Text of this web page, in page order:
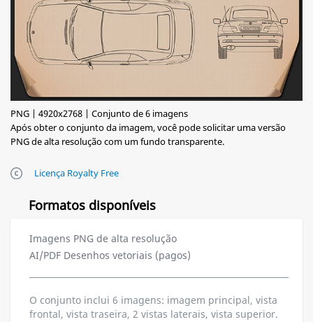
PNG | 4920x2768 | Conjunto de 6 imagens
Após obter o conjunto da imagem, você pode solicitar uma versão
PNG de alta resolução com um fundo transparente.
Licença Royalty Free
Formatos disponíveis
Imagens PNG de alta resolução
AI/PDF Desenhos vetoriais (pagos)
O conjunto inclui 6 imagens: imagem principal, vista
frontal, vista traseira, 2 vistas laterais, vista superior.